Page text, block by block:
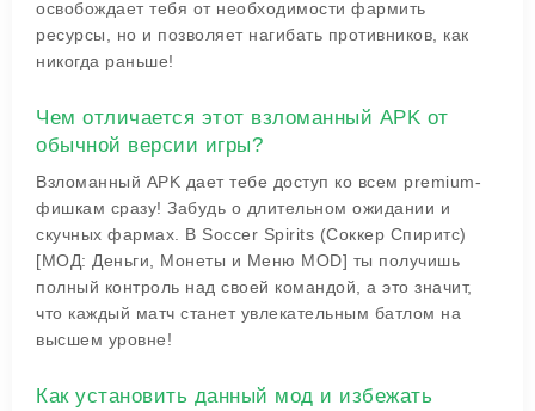
освобождает тебя от необходимости фармить
ресурсы, но и позволяет нагибать противников, как
никогда раньше!
Чем отличается этот взломанный APK от
обычной версии игры?
Взломанный APK дает тебе доступ ко всем premium-
фишкам сразу! Забудь о длительном ожидании и
скучных фармах. В Soccer Spirits (Соккер Спиритс)
[МОД: Деньги, Монеты и Меню MOD] ты получишь
полный контроль над своей командой, а это значит,
что каждый матч станет увлекательным батлом на
высшем уровне!
Как установить данный мод и избежать